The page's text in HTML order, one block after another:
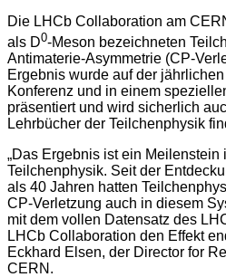
Die LHCb Collaboration am
als D0-Meson bezeichneten
Antimaterie-Asymmetrie (CP-
Ergebnis wurde auf der
Konferenz und in einem
präsentiert und wird sicherlich
Lehrbücher der Teilchenphysik
„Das Ergebnis ist ein Meilenstein
Teilchenphysik. Seit der
als 40 Jahren hatten
CP-Verletzung auch in diesem
mit dem vollen Datensatz des
LHCb Collaboration den Effekt
Eckhard Elsen, der Director for
CERN.